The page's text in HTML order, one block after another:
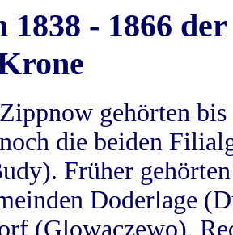
1838 - 1866
gehörten
die beiden
Früher
Doderlage
(Glowaczewo),